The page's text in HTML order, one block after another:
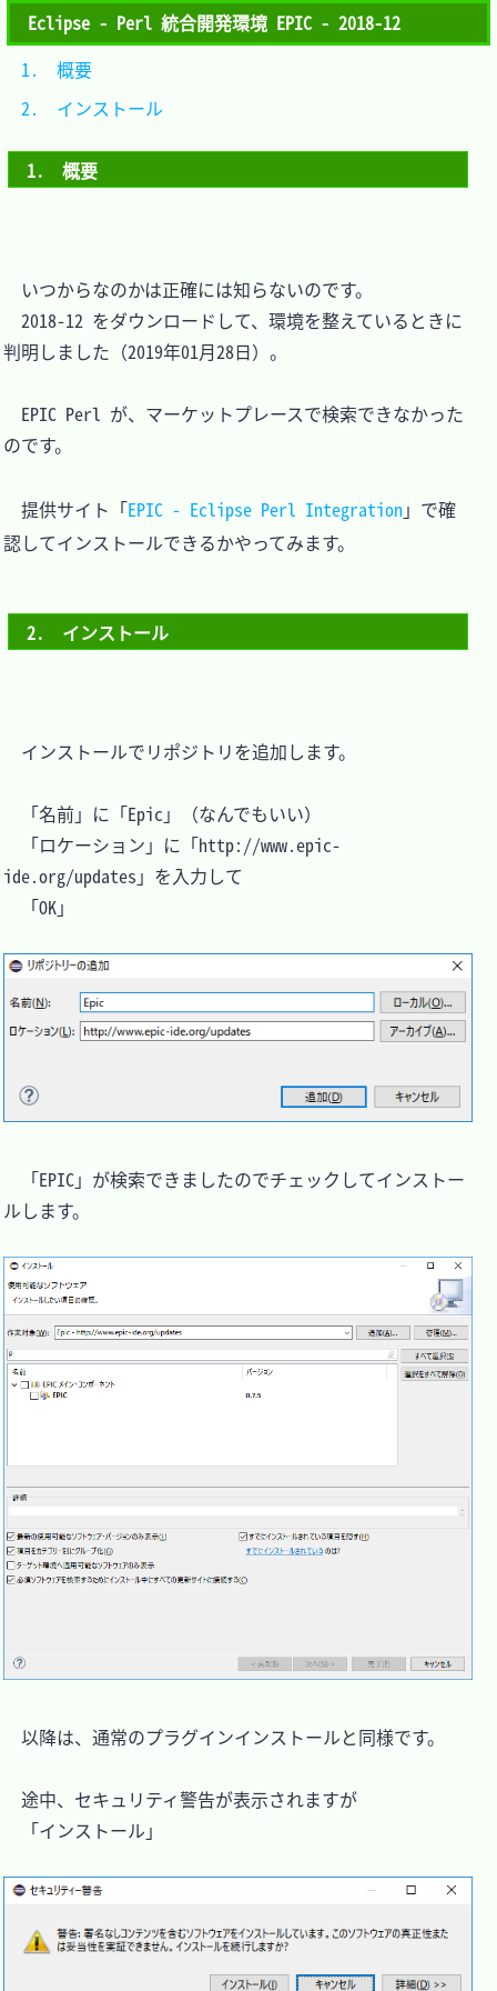
Eclipse - Perl 統合開発環境 EPIC - 2018-12
1.　概要
いつからなのかは正確には知らないのです。
2018-12 をダウンロードして、環境を整えているときに
判明しました（2019年01月28日）。
EPIC Perl が、マーケットプレースで検索できなかった
のです。
提供サイト「EPIC - Eclipse Perl Integration」で確
認してインストールできるかやってみます。
2.　インストール
インストールでリポジトリを追加します。
「名前」に「Epic」（なんでもいい）
「ロケーション」に「http://www.epic-
ide.org/updates」を入力して
「OK」
「EPIC」が検索できましたのでチェックしてインストー
ルします。
以降は、通常のプラグインインストールと同様です。
途中、セキュリティ警告が表示されますが
「インストール」